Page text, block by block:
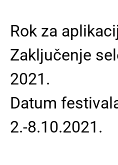
Rok za
Zaključenje
2021.
Datum
2.-8.10.2021.